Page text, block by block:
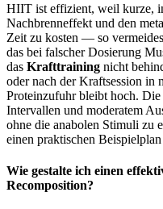
HIIT ist effizient, weil kurze,
Nachbrenneffekt und den
Zeit zu kosten — so
das bei falscher Dosierung
das Krafttraining nicht
oder nach der Kraftsession in
Proteinzufuhr bleibt hoch.
Intervallen und moderatem
ohne die anabolen Stimuli zu
einen praktischen
Wie gestalte ich einen
Recomposition?